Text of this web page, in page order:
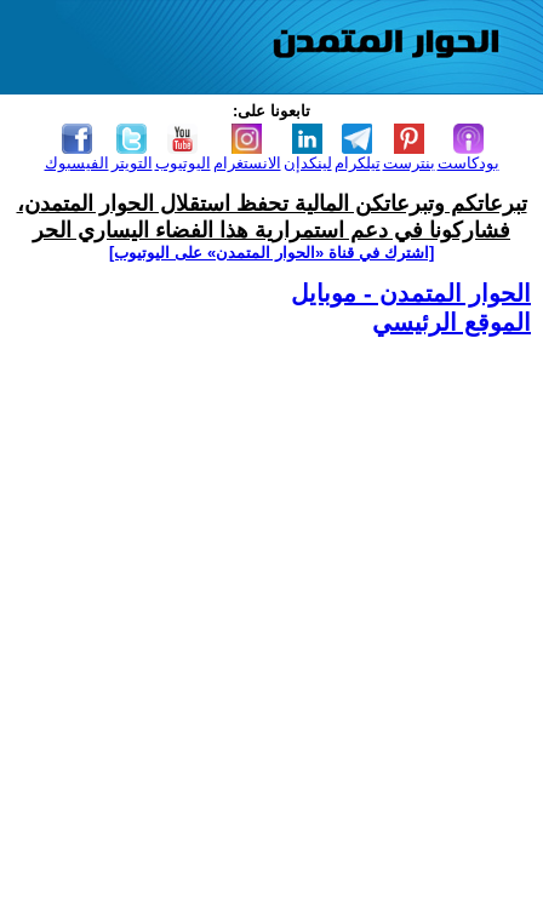
تابعونا على:
الفيسبوك التويتر اليوتيوب الانستغرام لينكدإن تيلكرامبنترست بودكاست
تبرعاتكم وتبرعاتكن المالية تحفظ استقلال الحوار المتمدن،
فشاركونا في دعم استمرارية هذا الفضاء اليساري الحر
[اشترك في قناة ‫«الحوار المتمدن» على اليوتيوب]
الحوار المتمدن - موبايل
الموقع الرئيسي